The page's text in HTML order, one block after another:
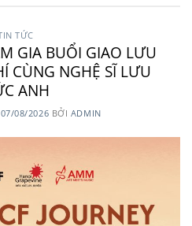
TỨC
GIA BUỔI GIAO LƯU
CÙNG NGHỆ SĨ LƯU
ANH
07/08/2026 BỞI ADMIN